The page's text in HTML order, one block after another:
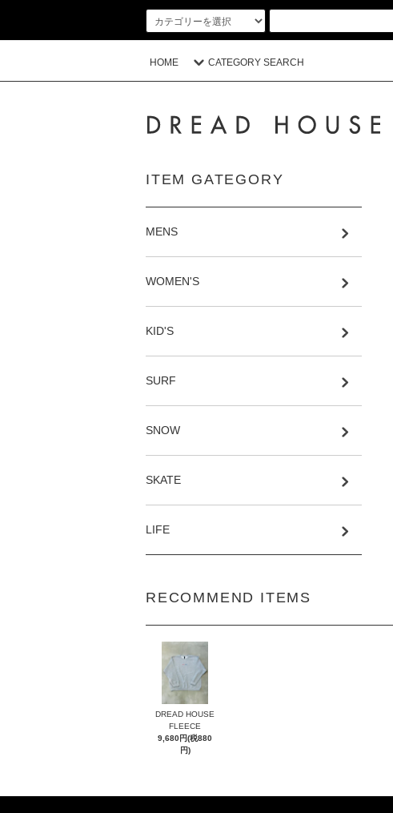
HOME CATEGORY SEARCH
ITEM GATEGORY
MENS
WOMEN'S
KID'S
SURF
SNOW
SKATE
LIFE
RECOMMEND ITEMS
DREAD HOUSE
FLEECE
9,680円(税880
円)